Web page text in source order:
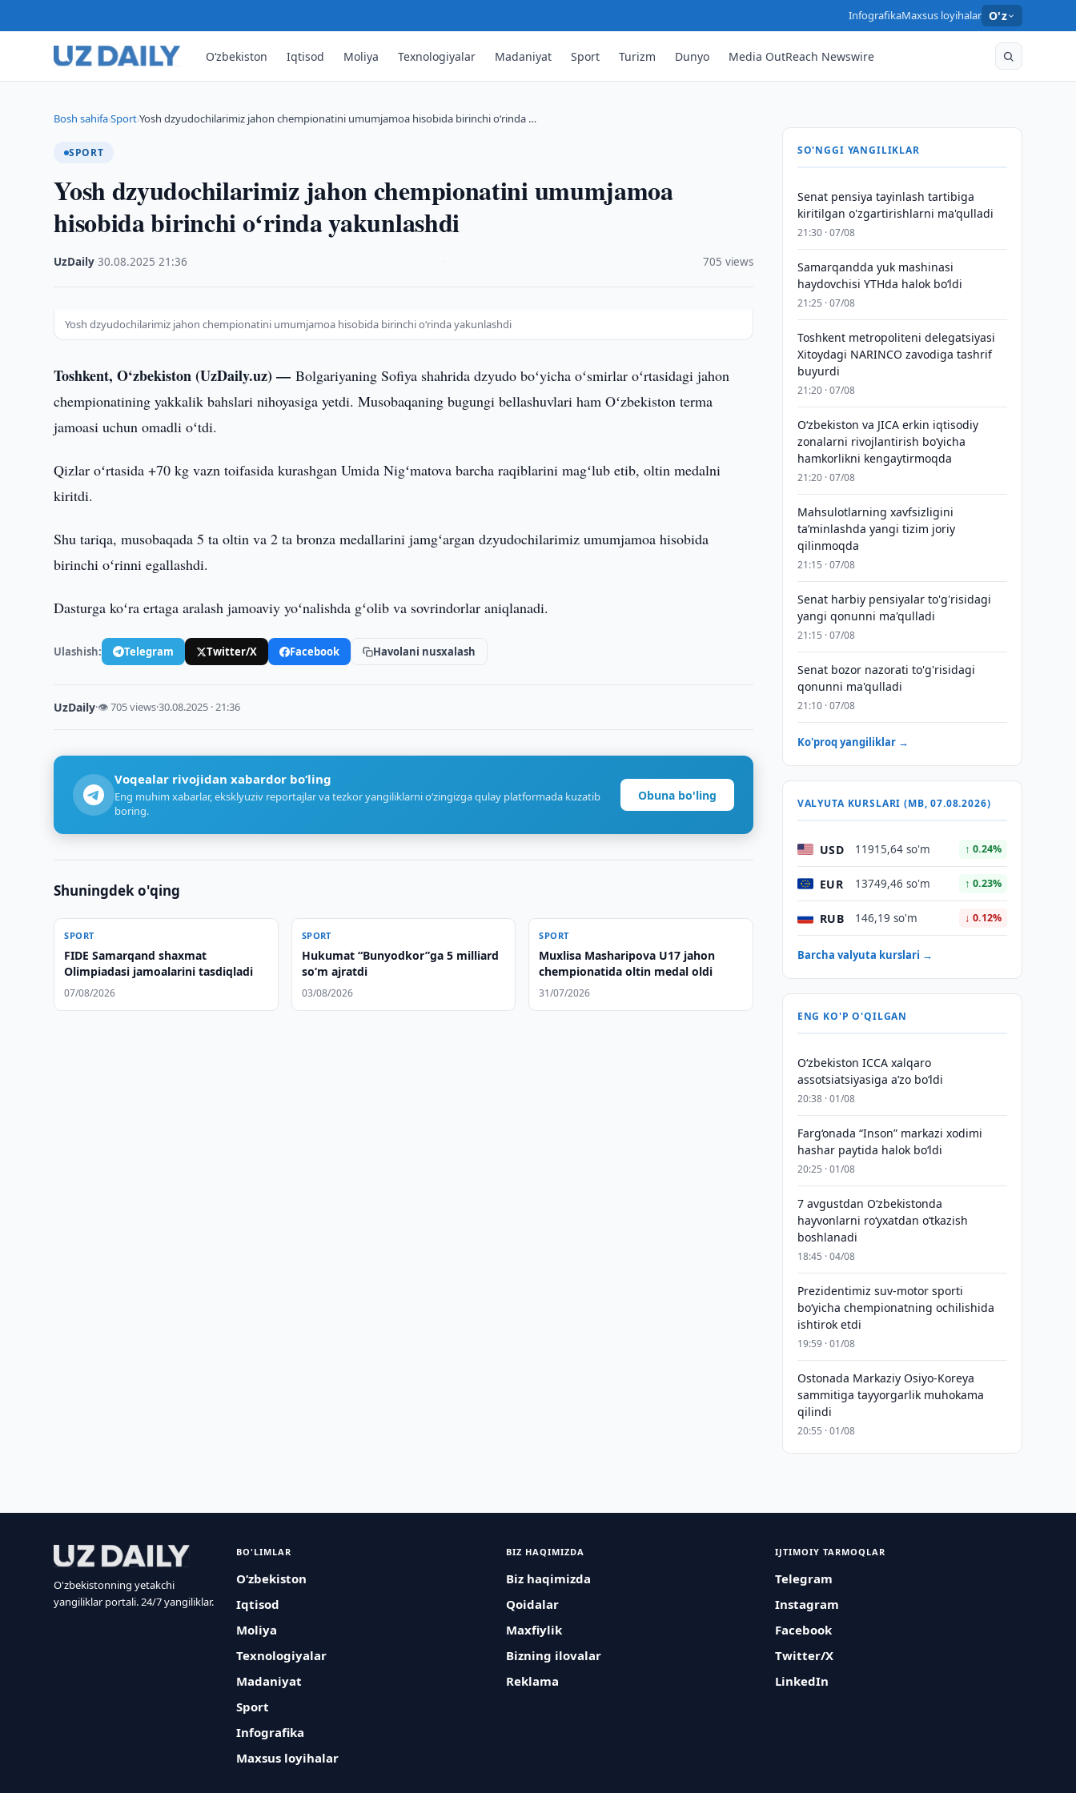
InfografikaMaxsus loyihalar O'z
O‘zbekiston Iqtisod Moliya Texnologiyalar Madaniyat Sport Turizm Dunyo Media OutReach Newswire
Bosh sahifa›Sport›Yosh dzyudochilarimiz jahon chempionatini umumjamoa hisobida birinchi oʻrinda …
SPORT
Yosh dzyudochilarimiz jahon chempionatini umumjamoa
hisobida birinchi oʻrinda yakunlashdi
UzDaily ·30.08.2025 ·21:36 705 views
Yosh dzyudochilarimiz jahon chempionatini umumjamoa hisobida birinchi oʻrinda yakunlashdi
Toshkent, O‘zbekiston (UzDaily.uz) —Bolgariyaning Sofiya shahrida dzyudo boʻyicha oʻsmirlar oʻrtasidagi jahon
chempionatining yakkalik bahslari nihoyasiga yetdi. Musobaqaning bugungi bellashuvlari ham Oʻzbekiston terma
jamoasi uchun omadli oʻtdi.
Qizlar oʻrtasida +70 kg vazn toifasida kurashgan Umida Nigʻmatova barcha raqiblarini magʻlub etib, oltin medalni
kiritdi.
Shu tariqa, musobaqada 5 ta oltin va 2 ta bronza medallarini jamgʻargan dzyudochilarimiz umumjamoa hisobida
birinchi oʻrinni egallashdi.
Dasturga koʻra ertaga aralash jamoaviy yoʻnalishda gʻolib va sovrindorlar aniqlanadi.
Ulashish: Telegram Twitter/X Facebook Havolani nusxalash
UzDaily·👁 705 views·30.08.2025 · 21:36
Voqealar rivojidan xabardor bo‘ling
Eng muhim xabarlar, eksklyuziv reportajlar va tezkor yangiliklarni o‘zingizga qulay platformada kuzatib
boring.
Obuna bo'ling
Shuningdek o'qing
SPORT
FIDE Samarqand shaxmat
Olimpiadasi jamoalarini tasdiqladi
07/08/2026
SPORT
Hukumat “Bunyodkor”ga 5 milliard
so‘m ajratdi
03/08/2026
SPORT
Muxlisa Masharipova U17 jahon
chempionatida oltin medal oldi
31/07/2026
SO'NGGI YANGILIKLAR
Senat pensiya tayinlash tartibiga
kiritilgan o'zgartirishlarni ma'qulladi
21:30 · 07/08
Samarqandda yuk mashinasi
haydovchisi YTHda halok bo‘ldi
21:25 · 07/08
Toshkent metropoliteni delegatsiyasi
Xitoydagi NARINCO zavodiga tashrif
buyurdi
21:20 · 07/08
Oʻzbekiston va JICA erkin iqtisodiy
zonalarni rivojlantirish boʻyicha
hamkorlikni kengaytirmoqda
21:20 · 07/08
Mahsulotlarning xavfsizligini
taʼminlashda yangi tizim joriy
qilinmoqda
21:15 · 07/08
Senat harbiy pensiyalar to'g'risidagi
yangi qonunni ma'qulladi
21:15 · 07/08
Senat bozor nazorati to'g'risidagi
qonunni ma'qulladi
21:10 · 07/08
Ko'proq yangiliklar →
VALYUTA KURSLARI (MB, 07.08.2026)
USD 11915,64 so'm ↑ 0.24%
EUR 13749,46 so'm ↑ 0.23%
RUB 146,19 so'm ↓ 0.12%
Barcha valyuta kurslari →
ENG KO'P O'QILGAN
O‘zbekiston ICCA xalqaro
assotsiatsiyasiga aʼzo bo‘ldi
20:38 · 01/08
Farg‘onada “Inson” markazi xodimi
hashar paytida halok bo‘ldi
20:25 · 01/08
7 avgustdan O‘zbekistonda
hayvonlarni ro‘yxatdan o‘tkazish
boshlanadi
18:45 · 04/08
Prezidentimiz suv-motor sporti
bo‘yicha chempionatning ochilishida
ishtirok etdi
19:59 · 01/08
Ostonada Markaziy Osiyo-Koreya
sammitiga tayyorgarlik muhokama
qilindi
20:55 · 01/08
O'zbekistonning yetakchi
yangiliklar portali. 24/7 yangiliklar.
BO'LIMLAR
O‘zbekiston
Iqtisod
Moliya
Texnologiyalar
Madaniyat
Sport
Infografika
Maxsus loyihalar
BIZ HAQIMIZDA
Biz haqimizda
Qoidalar
Maxfiylik
Bizning ilovalar
Reklama
IJTIMOIY TARMOQLAR
Telegram
Instagram
Facebook
Twitter/X
LinkedIn